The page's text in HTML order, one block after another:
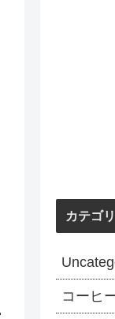
カテゴ
コーヒ